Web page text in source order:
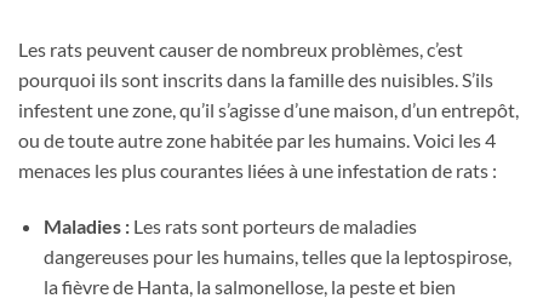
Les rats peuvent causer de nombreux problèmes, c’est
pourquoi ils sont inscrits dans la famille des nuisibles. S’ils
infestent une zone, qu’il s’agisse d’une maison, d’un entrepôt,
ou de toute autre zone habitée par les humains. Voici les 4
menaces les plus courantes liées à une infestation de rats :
Maladies :Les rats sont porteurs de maladies
dangereuses pour les humains, telles que la leptospirose,
la fièvre de Hanta, la salmonellose, la peste et bien